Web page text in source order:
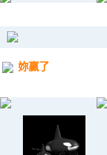
妳贏了